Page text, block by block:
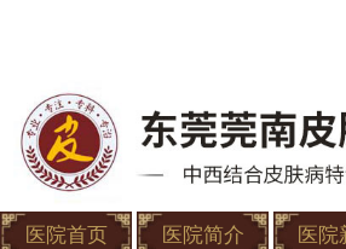
医院首页 医院简介 医院